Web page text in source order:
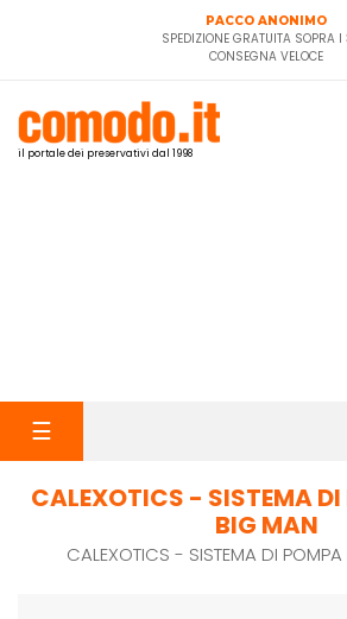
PACCO ANONIMO
SPEDIZIONE GRATUITA SOPRA I
CONSEGNA VELOCE
il portale dei preservativi dal 1998
navigazione
☰
CALEXOTICS - SISTEMA
BIG MAN
CALEXOTICS - SISTEMA DI